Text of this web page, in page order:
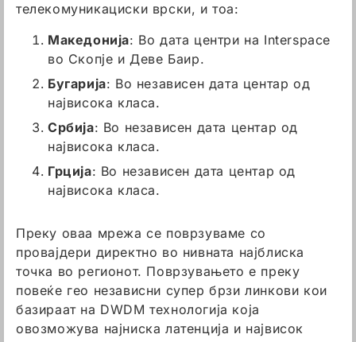
телекомуникациски врски, и тоа:
Македонија: Во дата центри на Interspace
во Скопје и Деве Баир.
Бугарија: Во независен дата центар од
највисока класа.
Србија: Во независен дата центар од
највисока класа.
Грција: Во независен дата центар од
највисока класа.
Преку оваа мрежа се поврзуваме со
провајдери директно во нивната најблиска
точка во регионот. Поврзувањето е преку
повеќе гео независни супер брзи линкови кои
базираат на DWDM технологија која
овозможува најниска латенција и највисок